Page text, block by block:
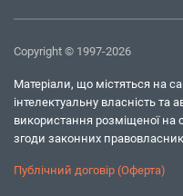
Copyright © 1997-2026
Матеріали, що містяться на
інтелектуальну власність та
використання розміщеної на
згоди законних
Публічний договір (Оферта)